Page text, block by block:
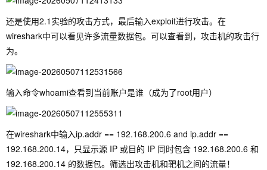
还是使用2.1实验的攻击方式，最后输入exploit进行攻击。在
wireshark中可以看见许多流量数据包。可以查看到，攻击机的攻击行
为。
输入命令whoami查看到当前账户是谁（成为了root用户）
在wireshark中输入ip.addr == 192.168.200.6 and ip.addr ==
192.168.200.14，只显示源 IP 或目的 IP 同时包含 192.168.200.6 和
192.168.200.14 的数据包。筛选出攻击机和靶机之间的流量！